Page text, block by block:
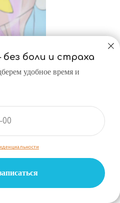
чтобы обеспечить
с сайтом
боли и страха
удобное время и
терапевт-